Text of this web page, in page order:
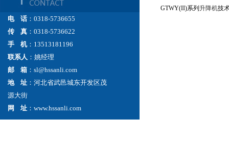
电 话 ：0318-5736655
传 真 ：0318-5736622
手 机：13513181196
联系人 ：姚经理
邮 箱 ：sl@hssanli.com
地 址 ：河北省武邑城东开发区茂
源大街
网 址 ：www.hssanli.com
GTWY(II)系列 升降机技